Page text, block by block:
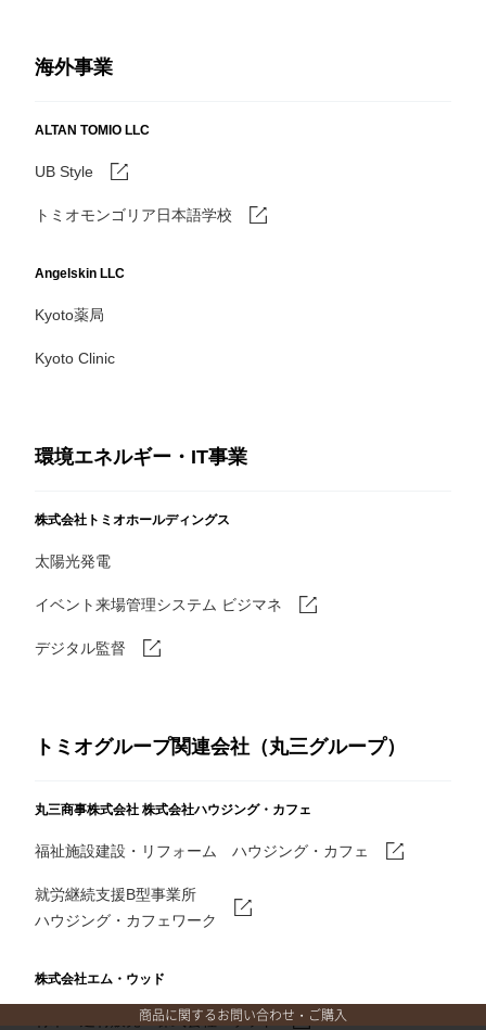
商品に関するお問い合わせ・ご購入
海外事業
ALTAN TOMIO LLC
UB Style
トミオモンゴリア日本語学校
Angelskin LLC
Kyoto薬局
Kyoto Clinic
環境エネルギー・IT事業
株式会社トミオホールディングス
太陽光発電
イベント来場管理システム ビジマネ
デジタル監督
トミオグループ関連会社（丸三グループ）
丸三商事株式会社 株式会社ハウジング・カフェ
福祉施設建設・リフォーム ハウジング・カフェ
就労継続支援B型事業所
ハウジング・カフェワーク
株式会社エム・ウッド
材木・建材販売 株式会社Mウッド